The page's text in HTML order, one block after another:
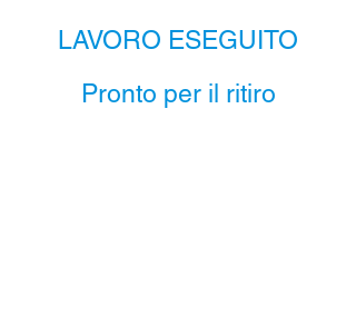
LAVORO ESEGUITO
Pronto per il ritiro